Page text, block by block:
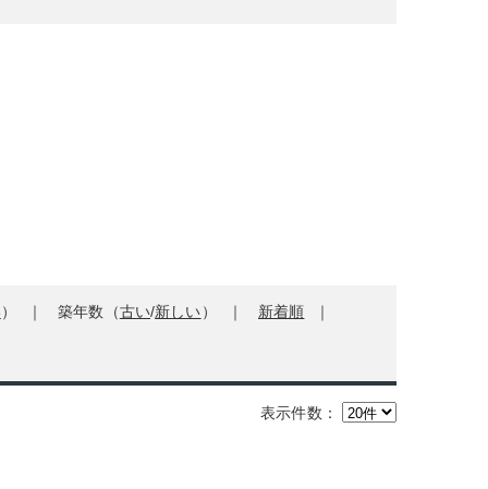
） 築年数（古い/新しい） 新着順
表示件数：